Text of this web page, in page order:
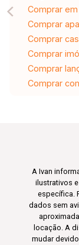
Comprar
Comprar
Comprar
Comprar
Comprar
Comprar
A Ivan
ilustrativos
específica.
dados sem
locação. A
mudar